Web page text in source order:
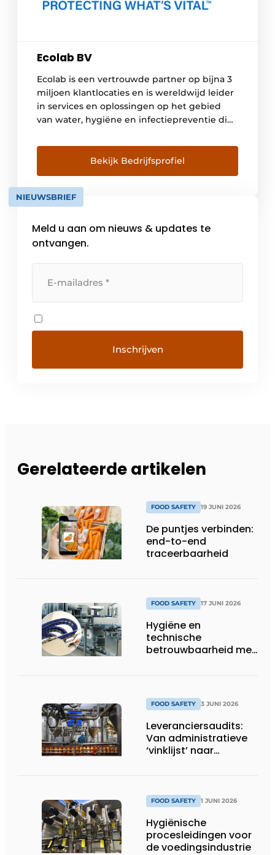
Ecolab BV
Ecolab is een vertrouwde partner op bijna 3
miljoen klantlocaties en is wereldwijd leider
in services en oplossingen op het gebied
van water, hygiëne en infectiepreventie die
beschermen. Wereldwijd kiezen klanten in
de sectoren voedsel, gezondheidszorg,
horeca en industrie voor de veelzijdige
oplossingen, op gegevens gebaseerde
inzichten en gepersonaliseerde service van
Bekijk Bedrijfsprofiel
NIEUWSBRIEF
Meld u aan om nieuws & updates te
ontvangen.
Gerelateerde artikelen
FOOD SAFETY 19 JUNI 2026
De puntjes verbinden:
end-to-end
traceerbaarheid
FOOD SAFETY 17 JUNI 2026
Hygiëne en
technische
betrouwbaarheid met
FOOD SAFETY 3 JUNI 2026
Leveranciersaudits:
Van administratieve
‘vinklijst’ naar
FOOD SAFETY 1 JUNI 2026
Hygiënische
procesleidingen voor
de voedingsindustrie